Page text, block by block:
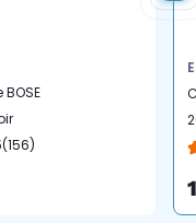
(156)